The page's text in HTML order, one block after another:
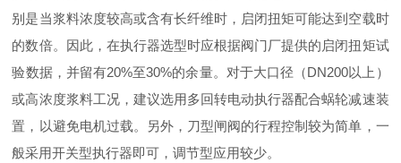
别是当浆料浓度较高或含有长纤维时，启闭扭矩可能达到空载时
的数倍。因此，在执行器选型时应根据阀门厂提供的启闭扭矩试
验数据，并留有20%至30%的余量。对于大口径（DN200以上）
或高浓度浆料工况，建议选用多回转电动执行器配合蜗轮减速装
置，以避免电机过载。另外，刀型闸阀的行程控制较为简单，一
般采用开关型执行器即可，调节型应用较少。